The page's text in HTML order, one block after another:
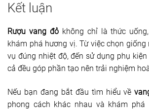
Kết luận
Rượu vang đỏkhông chỉ là thức
khám phá hương vị. Từ việc chọn
vụ đúng nhiệt độ, đến sử dụng phụ
cả đều góp phần tạo nên trải nghiệm
Nếu bạn đang bắt đầu tìm hiểu về
phong cách khác nhau và khám phá